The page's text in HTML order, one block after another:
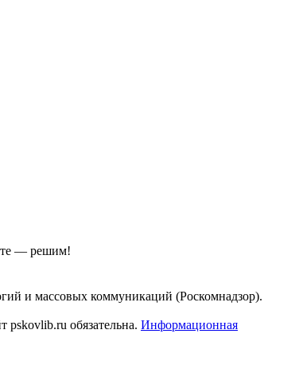
— решим!
и массовых коммуникаций (Роскомнадзор).
pskovlib.ru обязательна. Информационная